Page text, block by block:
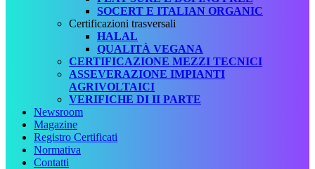
SOCERT E ITALIAN ORGANIC
Certificazioni trasversali
HALAL
QUALITÀ VEGANA
CERTIFICAZIONE MEZZI TECNICI
ASSEVERAZIONE IMPIANTI
AGRIVOLTAICI
VERIFICHE DI II PARTE
Newsroom
Magazine
Registro Certificati
Normativa
Contatti